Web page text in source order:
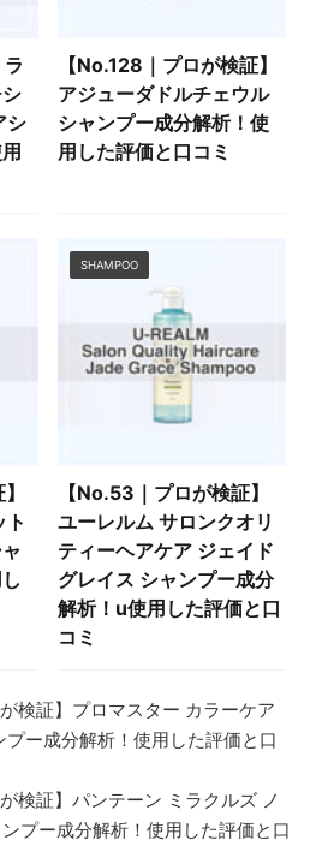
シ
【No.128｜プロが検証】
アジューダドルチェウル
シャンプー成分解析！使
用した評価と口コミ
ト
SHAMPOO
【No.53｜プロが検証】
ユーレルム サロンクオリ
ティーヘアケア ジェイド
グレイス シャンプー成分
解析！u使用した評価と口
コミ
検証】プロマスター カラーケア
プー成分解析！使用した評価と口
検証】パンテーン ミラクルズ ノ
プー成分解析！使用した評価と口